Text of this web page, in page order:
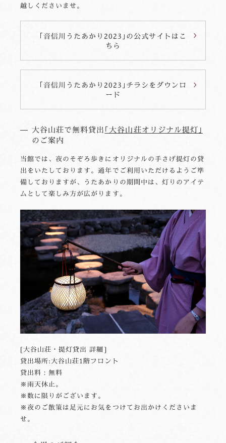
越しくださいませ。
｢音信川うたあかり2023｣の公式サイトはこ
ちら
｢音信川うたあかり2023｣チラシをダウンロ
ード
大谷山荘で無料貸出｢大谷山荘オリジナル提灯｣
のご案内
当館では、夜のそぞろ歩きにオリジナルの手さげ提灯の貸
出をいたしております。通年でご利用いただけるようご準
備しておりますが、うたあかりの期間中は、灯りのアイテ
ムとして楽しみ方が広がります。
[大谷山荘・提灯貸出 詳細]
貸出場所:大谷山荘1階フロント
貸出料：無料
※雨天休止。
※数に限りがございます。
※夜のご散策は足元にお気をつけてお出かけくださいま
せ。